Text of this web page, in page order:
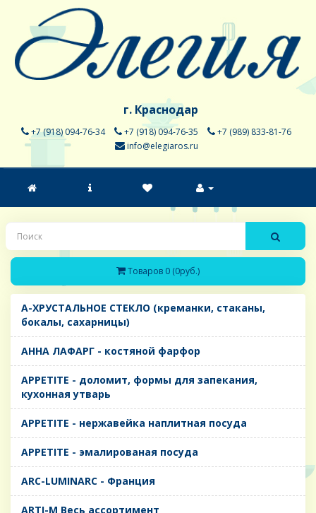
г. Краснодар
+7 (918) 094-76-34 +7 (918) 094-76-35
+7 (989) 833-81-76
info@elegiaros.ru
Товаров 0 (0руб.)
A-ХРУСТАЛЬНОЕ СТЕКЛО (креманки, стаканы,
бокалы, сахарницы)
AHHA ЛАФАРГ - костяной фарфор
APPETITE - доломит, формы для запекания,
кухонная утварь
APPETITE - нержавейка наплитная посуда
APPETITE - эмалированая посуда
ARC-LUMINARC - Франция
ARTI-M Весь ассортимент